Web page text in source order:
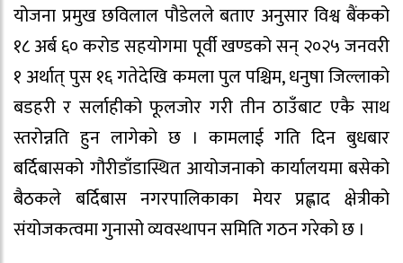
योजना प्रमुख छविलाल पौडेलले बताए अनुसार विश्व बैंकको
१८ अर्ब ६० करोड सहयोगमा पूर्वी खण्डको सन् २०२५ जनवरी
१ अर्थात् पुस १६ गतेदेखि कमला पुल पश्चिम, धनुषा जिल्लाको
बडहरी र सर्लाहीको फूलजोर गरी तीन ठाउँबाट एकै साथ
स्तरोन्नति हुन लागेको छ । कामलाई गति दिन बुधबार
बर्दिबासको गौरीडाँडास्थित आयोजनाको कार्यालयमा बसेको
बैठकले बर्दिबास नगरपालिकाका मेयर प्रह्लाद क्षेत्रीको
संयोजकत्वमा गुनासो व्यवस्थापन समिति गठन गरेको छ ।